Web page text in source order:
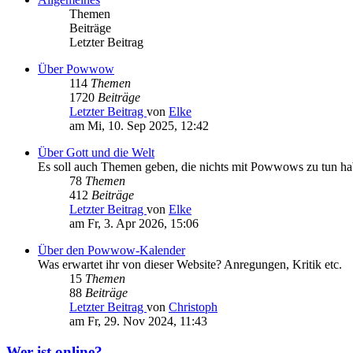
Themen
Beiträge
Letzter Beitrag
Über Powwow
114 Themen
1720 Beiträge
Letzter Beitrag von Elke
am Mi, 10. Sep 2025, 12:42
Über Gott und die Welt
Es soll auch Themen geben, die nichts mit Powwows zu tun
78 Themen
412 Beiträge
Letzter Beitrag von Elke
am Fr, 3. Apr 2026, 15:06
Über den Powwow-Kalender
Was erwartet ihr von dieser Website? Anregungen, Kritik etc.
15 Themen
88 Beiträge
Letzter Beitrag von Christoph
am Fr, 29. Nov 2024, 11:43